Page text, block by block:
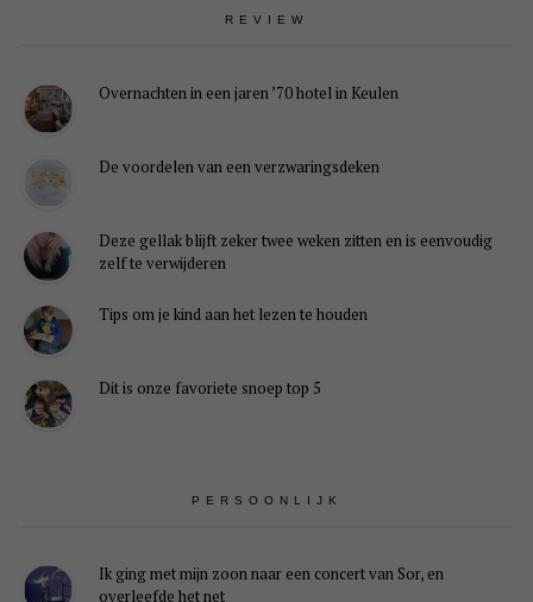
REVIEW
Overnachten in een jaren ’70 hotel in Keulen
De voordelen van een verzwaringsdeken
Deze gellak blijft zeker twee weken zitten en is eenvoudig
zelf te verwijderen
Tips om je kind aan het lezen te houden
Dit is onze favoriete snoep top 5
PERSOONLIJK
Ik ging met mijn zoon naar een concert van Sor, en
overleefde het net